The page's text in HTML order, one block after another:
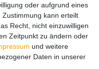
oder aufgrund eines
kann erteilt
Recht, nicht einzuwilligen
Zeitpunkt zu ändern oder
und weitere
Daten in unserer